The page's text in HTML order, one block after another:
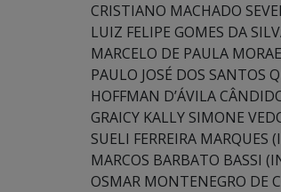
CRISTIANO MACHADO
LUIZ FELIPE GOMES DA
MARCELO DE PAULA
PAULO JOSÉ DOS SANTOS
HOFFMAN D’ÁVILA
GRAICY KALLY SIMONE
SUELI FERREIRA MARQUES
MARCOS BARBATO BASSI
OSMAR MONTENEGRO DE